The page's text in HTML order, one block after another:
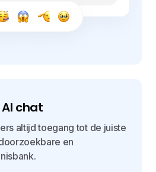
chat
altijd toegang tot de juiste
en